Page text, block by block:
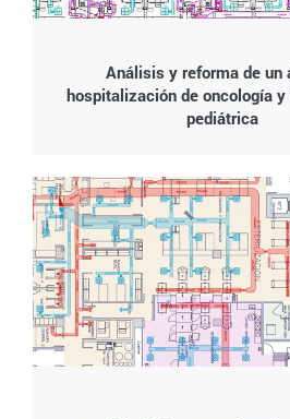
Análisis y reforma de un
hospitalización de oncología
pediátrica